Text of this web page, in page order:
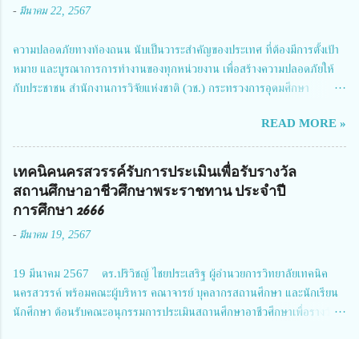
- มีนาคม 22, 2567
ความปลอดภัยทางท้องถนน นับเป็นวาระสำคัญของประเทศ ที่ต้องมีการตั้งเป้า
หมาย และบูรณาการการทำงานของทุกหน่วยงาน เพื่อสร้างความปลอดภัยให้
กับประชาชน สำนักงานการวิจัยแห่งชาติ (วช.) กระทรวงการอุดมศึกษา
สมาคมวิศวกรรมชีวการแพทย์ไทย จัดการประชุมเผยแพร่ผลการดำเนินงาน
โครงการการวิจัยเชิงปฏิบัติการโดยบูรณาการทุกภาคส่วน เพื่อลดอุบัติเหตุและ
การเสียชีวิตให้สอดคล้องกับเป้าหมายแผนแม่บทฉบับที่ 5 ในวันที่ 22 มีนาคม
2567 โดยมี ดร.วิภารัตน์ ดีอ่อง ผู้อำนวยการสำนักงานการวิจัยแห่งชาติ เป็น
ประธานในพิธีเปิดพร้อมให้นโยบายการผลักดันงานวิจัยเพื่อความปลอดภัยทาง
การประชุมในครั้งนี้ นางสาวสตตกมล เกียรติพานิช ผู้อำนวยการกองบริหารทุน
Richmond Stylish Convention Hotel จังหวัดนนทบุรี ดร.วิภารัตน์ ดีอ่อง
ผู้อำนวยการสำนักงานการวิจัยแห่งชาติ กล่าวว่า วช. ในฐานะหน่วยงานบริหาร
จัดการทุนวิจัยและนวัตกรรมได้เล็งเห็นถึงความสำคัญของกา...
READ MORE »
เทคนิคนครสวรรค์รับการประเมินเพื่อรับรางวัล
สถานศึกษาอาชีวศึกษาพระราชทาน ประจำปี
การศึกษา 2666
- มีนาคม 19, 2567
19 มีนาคม 2567 ดร.ปริวิชญ์ ไชยประเสริฐ ผู้อำนวยการวิทยาลัยเทคนิค
นครสวรรค์ พร้อมคณะผู้บริหาร คณาจารย์ บุคลากรสถานศึกษา และนักเรียน
นักศึกษา ต้อนรับคณะอนุกรรมการประเมินสถานศึกษาอาชีวศึกษาเพื่อรางวัล